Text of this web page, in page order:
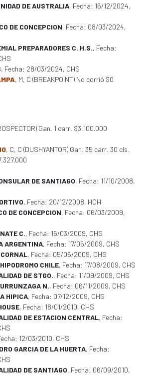
DE AUSTRALIA, Fecha: 16/12/2024,
DE CONCEPCION, Fecha: 08/03/2024,
PREPARADORES C. H.S., Fecha:
, Fecha: 28/03/2024, CHS
, M, C (BREAKPOINT) No corrió $0
Gan. 1 carr. $3.100.000
, C, C (DUSHYANTOR) Gan. 35 carr. 30 cls.
DE SANTIAGO, Fecha: 11/10/2008,
, Fecha: 20/12/2008, HCH
DE CONCEPCION, Fecha: 06/03/2009,
C., Fecha: 16/03/2009, CHS
ARGENTINA, Fecha: 17/05/2009, CHS
, Fecha: 05/06/2009, CHS
CHILE, Fecha: 17/08/2009, CHS
DE STGO., Fecha: 11/09/2009, CHS
N., Fecha: 06/11/2009, CHS
HIPICA, Fecha: 07/12/2009, CHS
, Fecha: 18/01/2010, CHS
DE ESTACION CENTRAL, Fecha:
12/03/2010, CHS
GARCIA DE LA HUERTA, Fecha:
DE SANTIAGO, Fecha: 06/09/2010,